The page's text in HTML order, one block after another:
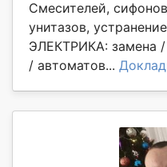
Смесителей,
унитазов,
ЭЛЕКТРИКА: замена
/ автоматов...